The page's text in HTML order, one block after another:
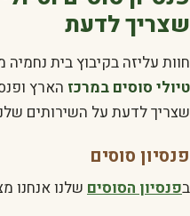
שצריך לדעת
חוות עליזה בקיבוץ בית
טיולי סוסים במרכז הארץ
שצריך לדעת על השירותים
פנסיון סוסים
בפנסיון הסוסים שלנו אנחנו